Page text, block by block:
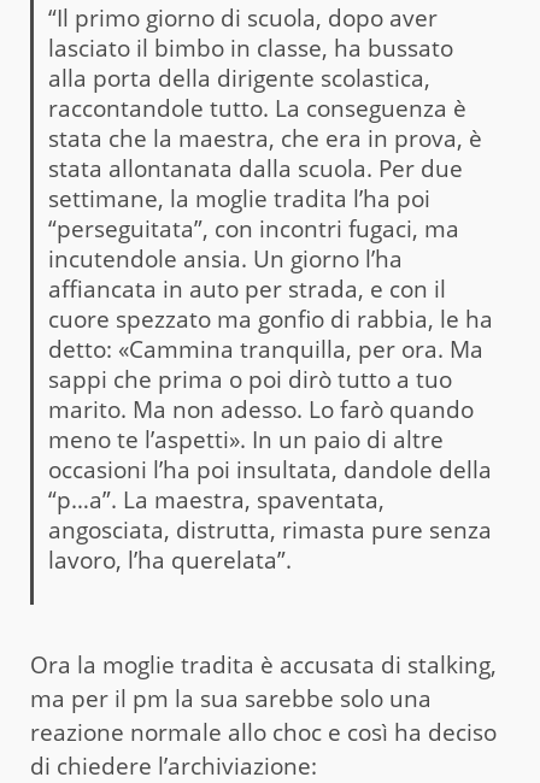
“Il primo giorno di scuola, dopo aver
lasciato il bimbo in classe, ha bussato
alla porta della dirigente scolastica,
raccontandole tutto. La conseguenza è
stata che la maestra, che era in prova, è
stata allontanata dalla scuola. Per due
settimane, la moglie tradita l’ha poi
“perseguitata”, con incontri fugaci, ma
incutendole ansia. Un giorno l’ha
affiancata in auto per strada, e con il
cuore spezzato ma gonfio di rabbia, le ha
detto: «Cammina tranquilla, per ora. Ma
sappi che prima o poi dirò tutto a tuo
marito. Ma non adesso. Lo farò quando
meno te l’aspetti». In un paio di altre
occasioni l’ha poi insultata, dandole della
“p…a”. La maestra, spaventata,
angosciata, distrutta, rimasta pure senza
lavoro, l’ha querelata”.
Ora la moglie tradita è accusata di stalking,
ma per il pm la sua sarebbe solo una
reazione normale allo choc e così ha deciso
di chiedere l’archiviazione: